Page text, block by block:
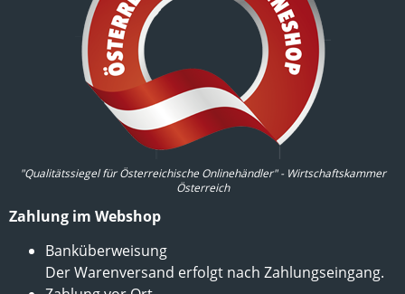
"Qualitätssiegel für Österreichische Onlinehändler" - Wirtschaftskammer
Österreich
Zahlung im Webshop
Banküberweisung
Der Warenversand erfolgt nach Zahlungseingang.